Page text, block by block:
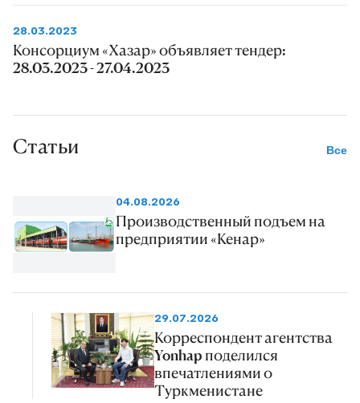
28.03.2023
Консорциум «Хазар» объявляет тендер:
28.03.2023 - 27.04.2023
Статьи Все
04.08.2026
Производственный подъем на
предприятии «Кенар»
29.07.2026
Корреспондент агентства
Yonhap поделился
впечатлениями о
Туркменистане